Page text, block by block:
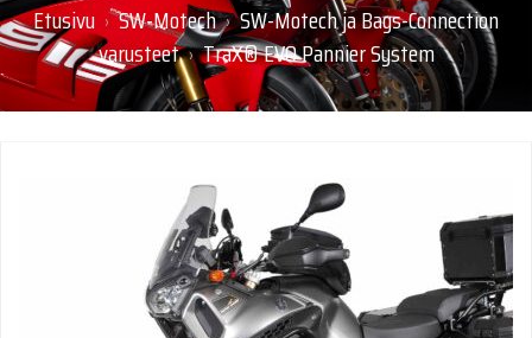
Etusivu › SW-Motech › SW-Motech ja Bags-Connection
varusteet › TraX® EVO Pannier System